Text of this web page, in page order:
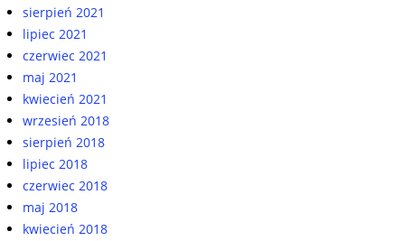
sierpień 2021
lipiec 2021
czerwiec 2021
maj 2021
kwiecień 2021
wrzesień 2018
sierpień 2018
lipiec 2018
czerwiec 2018
maj 2018
kwiecień 2018